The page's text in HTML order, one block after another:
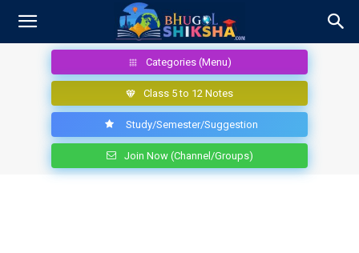
Categories (Menu)
Class 5 to 12 Notes
Study/Semester/Suggestion
Join Now (Channel/Groups)